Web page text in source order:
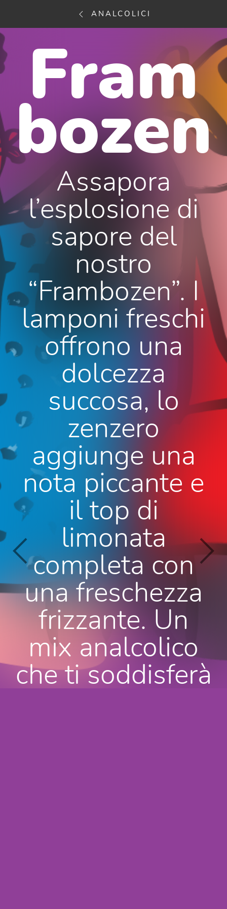
ANALCOLICI
Fram
bozen
Assapora
l’esplosione di
sapore del
nostro
“Frambozen”. I
lamponi freschi
offrono una
dolcezza
succosa, lo
zenzero
aggiunge una
nota piccante e
il top di
limonata
completa con
una freschezza
frizzante. Un
mix analcolico
che ti soddisferà